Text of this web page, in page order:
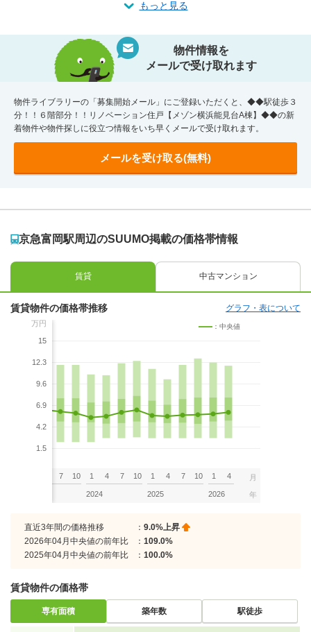
もっと見る
物件情報を
メールで受け取れます
物件ライブラリーの「募集開始メール」にご登録いただくと、◆◆駅徒歩３
分！！６階部分！！リノベーション住戸【メゾン横浜能見台A棟】◆◆の新
着物件や物件探しに役立つ情報をいち早くメールで受け取れます。
メールを受け取る(無料)
京急富岡駅周辺のSUUMO掲載の価格帯情報
賃貸 中古マンション
賃貸物件の価格帯推移 グラフ・表について
万円
15
12.3
9.6
6.9
4.2
1.5
：中央値
7 10 1 4 7 10
2024
1 4 7 10
2025
1 4
2026
月
年
直近3年間の価格推移 ： 9.0%上昇
2026年04月中央値の前年比
： 109.0%
2025年04月中央値の前年比
： 100.0%
賃貸物件の価格帯
専有面積 築年数 駅徒歩